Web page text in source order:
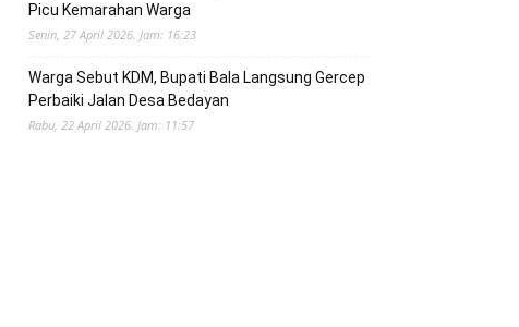
Picu Kemarahan Warga
Senin, 27 April 2026. Jam: 16:23
Warga Sebut KDM, Bupati Bala Langsung Gercep
Perbaiki Jalan Desa Bedayan
Rabu, 22 April 2026. Jam: 11:57